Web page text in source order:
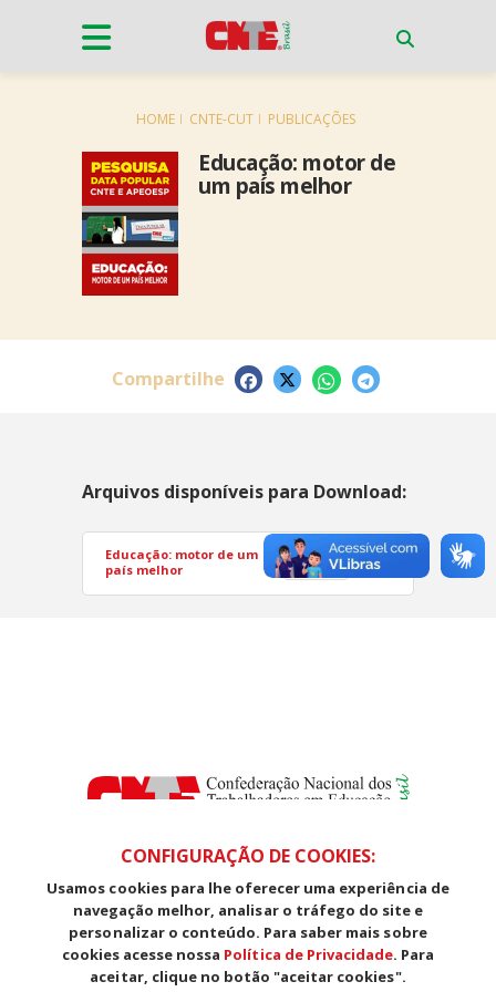
HOME CNTE-CUT PUBLICAÇÕES
Educação: motor de
um país melhor
Compartilhe
Arquivos disponíveis para Download:
Educação: motor de um
país melhor
PDF
SDS, Edifício Venâncio III, Salas 101/106
CEP: 70393-902 - Brasília - DF
Telefone (61) 3225-1003 - E-mail cnte@cnte.org.br
CONFIGURAÇÃO DE COOKIES:
Usamos cookies para lhe oferecer uma experiência de
navegação melhor, analisar o tráfego do site e
personalizar o conteúdo. Para saber mais sobre
cookies acesse nossa Política de Privacidade. Para
aceitar, clique no botão "aceitar cookies".